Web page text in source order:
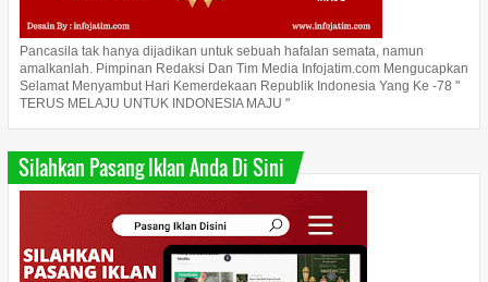
Pancasila tak hanya dijadikan untuk sebuah hafalan semata, namun
amalkanlah. Pimpinan Redaksi Dan Tim Media Infojatim.com Mengucapkan
Selamat Menyambut Hari Kemerdekaan Republik Indonesia Yang Ke -78 "
TERUS MELAJU UNTUK INDONESIA MAJU "
Silahkan Pasang Iklan Anda Di Sini